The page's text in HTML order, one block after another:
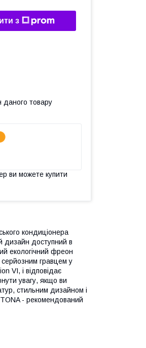
з
даного товару
ви можете купити
кондиціонера
дизайн доступний в
екологічний фреон
гравцем у
VI, і відповідає
увагу, якщо ви
стильним дизайном і
- рекомендований